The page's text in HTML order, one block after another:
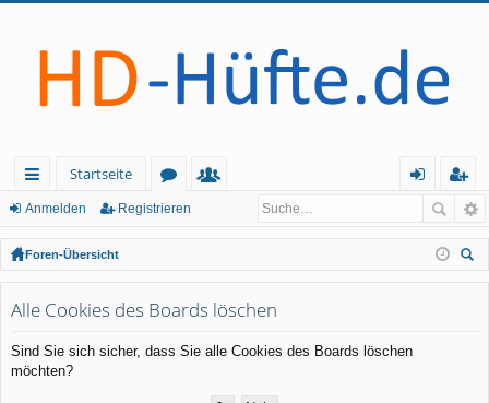
ch
ne
llz
ug
f
Startseite
or
en
lie
de
r
m
el
eg
ist
rie
Anmelden Registrieren
Foren-Übersicht
Alle Cookies des Boards löschen
Sind Sie sich sicher, dass Sie alle Cookies des Boards löschen
möchten?